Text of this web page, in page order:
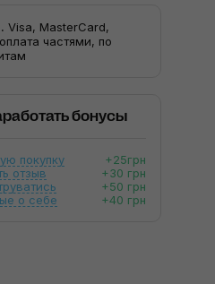
Visa, MasterCard,
частями, по
бонусы
покупку
+25грн
отзыв
+30 грн
+50 грн
о себе
+40 грн